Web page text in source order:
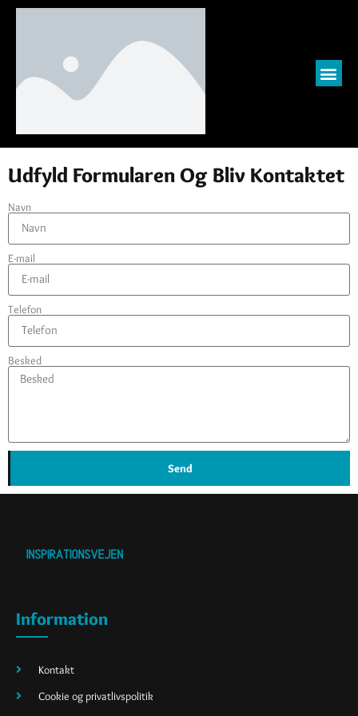
Kontakt
Udfyld Formularen Og Bliv Kontaktet
Navn
E-mail
Telefon
Besked
Send
Information
Kontakt
Cookie og privatlivspolitik